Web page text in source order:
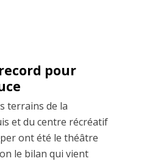
pour
terrains de la
et du centre récréatif
ont été le théâtre
le bilan qui vient